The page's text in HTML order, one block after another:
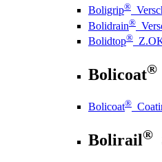
Boligrip®
Bolidrain®
Bolidtop®
Bolicoat®
Bolicoat®
Bolirail®